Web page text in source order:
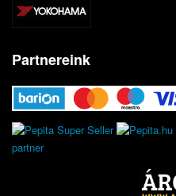
Partnereink
partner